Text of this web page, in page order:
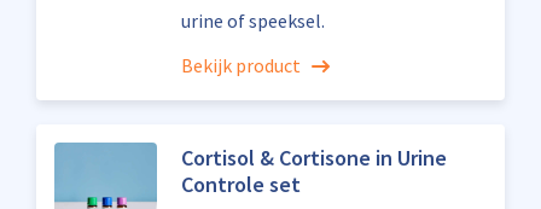
urine of speeksel.
Bekijk product
Cortisol & Cortisone in Urine
Controle set